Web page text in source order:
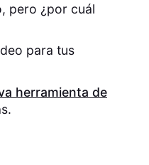
pero ¿por cuál
para tus
herramienta de